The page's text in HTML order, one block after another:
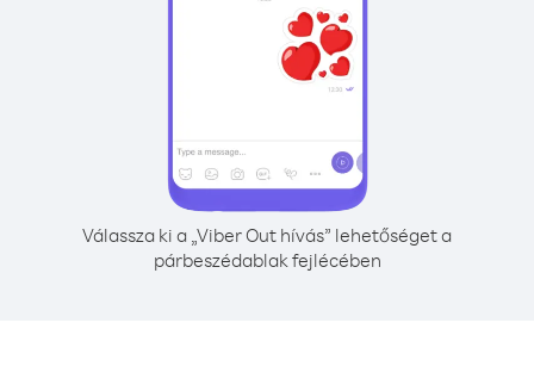
Válassza ki a „Viber Out hívás” lehetőséget a
párbeszédablak fejlécében